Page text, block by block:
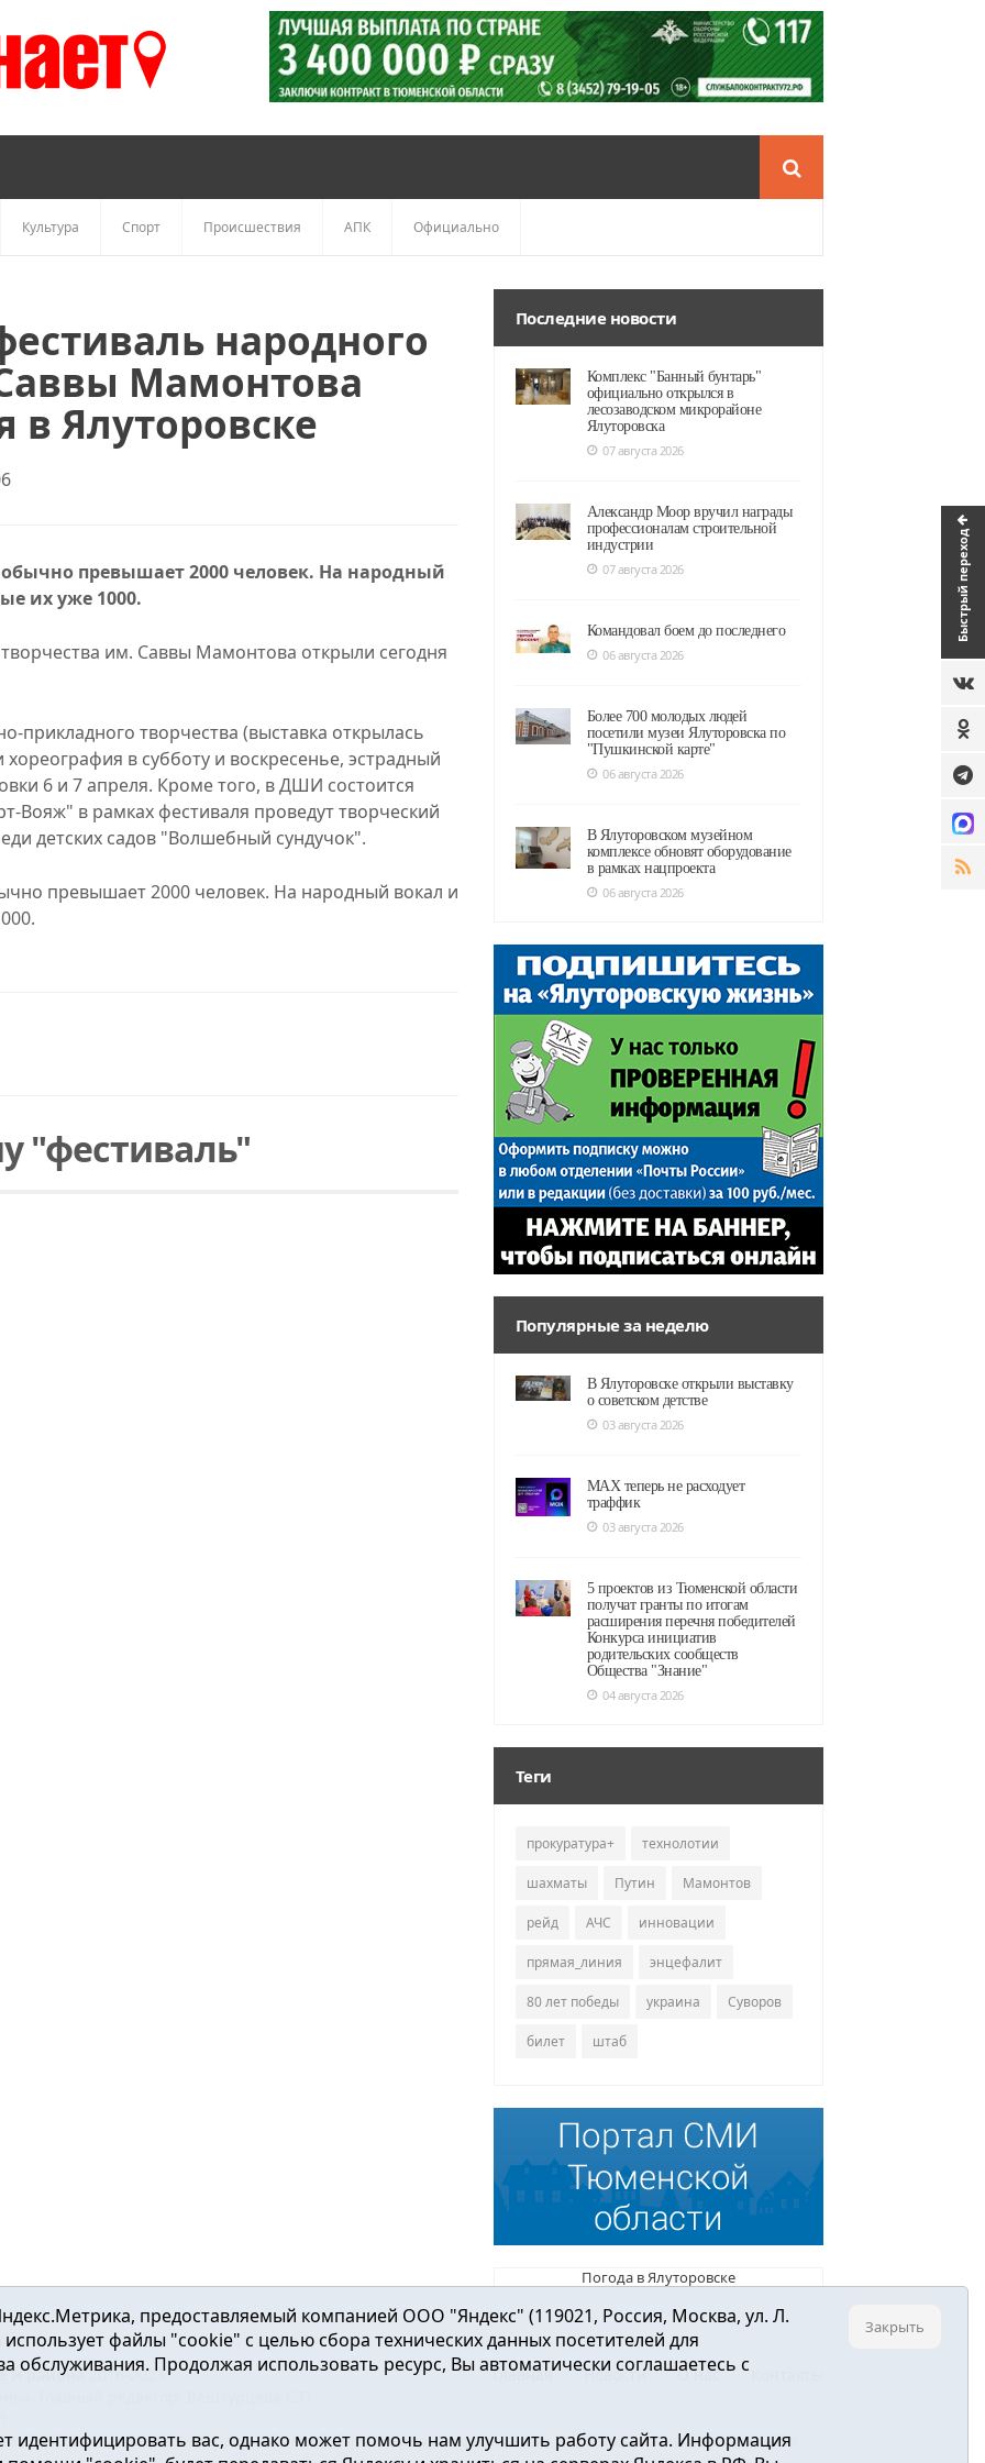
Быстрый переход
Культура Спорт Происшествия АПК Официально
народного
Мамонтова
в Ялуторовске
превышает 2000 человек. На народный
их уже 1000.
им. Саввы Мамонтова открыли сегодня
прикладного творчества (выставка открылась
в субботу и воскресенье, эстрадный
6 и 7 апреля. Кроме того, в ДШИ состоится
Вояж" в рамках фестиваля проведут творческий
детских садов "Волшебный сундучок".
превышает 2000 человек. На народный вокал и
"фестиваль"
Последние новости
Комплекс "Банный бунтарь"
официально открылся в
лесозаводском микрорайоне
Ялуторовска
07 августа 2026
Александр Моор вручил награды
профессионалам строительной
индустрии
07 августа 2026
Командовал боем до последнего
06 августа 2026
Более 700 молодых людей
посетили музеи Ялуторовска по
"Пушкинской карте"
06 августа 2026
В Ялуторовском музейном
комплексе обновят оборудование
в рамках нацпроекта
06 августа 2026
Популярные за неделю
В Ялуторовске открыли выставку
о советском детстве
03 августа 2026
MAX теперь не расходует
траффик
03 августа 2026
5 проектов из Тюменской области
получат гранты по итогам
расширения перечня победителей
Конкурса инициатив
родительских сообществ
Общества "Знание"
04 августа 2026
Теги
прокуратура+ технолотии
шахматы Путин Мамонтов
рейд АЧС инновации
прямая_линия энцефалит
80 лет победы украина Суворов
билет штаб
Погода в Ялуторовске
Главная Новости О нас
и района2016-2023
Главный редактор: Вешкурцева С.П.
24.02.2016г. выдан Федеральной службой по надзору в сфере связи, информационных технологий и
предоставляемый компанией ООО "Яндекс" (119021, Россия, Москва, ул. Л.
файлы "cookie" с целью сбора технических данных посетителей для
обслуживания. Продолжая использовать ресурс, Вы автоматически соглашаетесь с
вас, однако может помочь нам улучшить работу сайта. Информация
Закрыть